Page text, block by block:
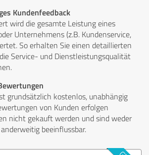
Kundenfeedback
wird die gesamte Leistung eines
Unternehmens (z.B. Kundenservice,
So erhalten Sie einen detaillierten
Service- und Dienstleistungsqualität
grundsätzlich kostenlos, unabhängig
von Kunden erfolgen
nicht gekauft werden und sind weder
beeinflussbar.